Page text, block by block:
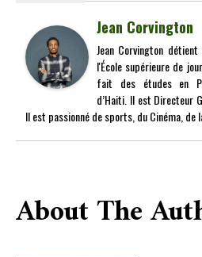
Jean Corvington
Jean Corvington
l'École supérieure de
fait des études en
d’Haiti. Il est Directeur
Il est passionné de sports, du Cinéma, de
About The